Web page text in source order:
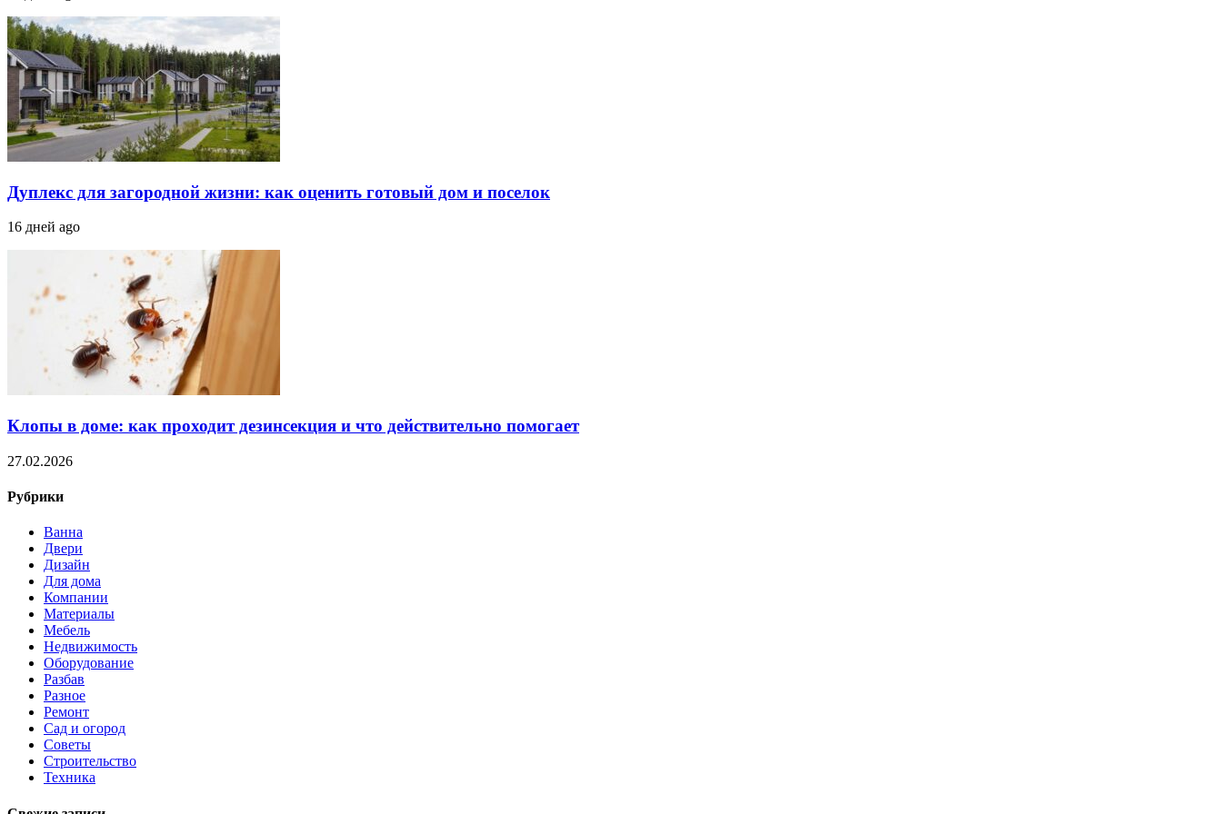
Дуплекс для загородной жизни: как оценить готовый дом и поселок
16 дней ago
Клопы в доме: как проходит дезинсекция и что действительно помогает
27.02.2026
Рубрики
Ванна
Двери
Дизайн
Для дома
Компании
Материалы
Мебель
Недвижимость
Оборудование
Разбав
Разное
Ремонт
Сад и огород
Советы
Строительство
Техника